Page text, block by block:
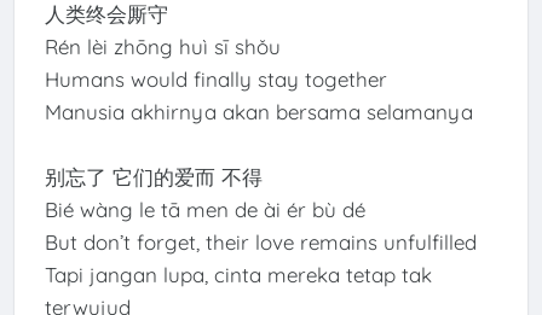
人类终会厮守
Rén lèi zhōng huì sī shǒu
Humans would finally stay together
Manusia akhirnya akan bersama selamanya
别忘了 它们的爱而 不得
Bié wàng le tā men de ài ér bù dé
But don’t forget, their love remains unfulfilled
Tapi jangan lupa, cinta mereka tetap tak
terwujud